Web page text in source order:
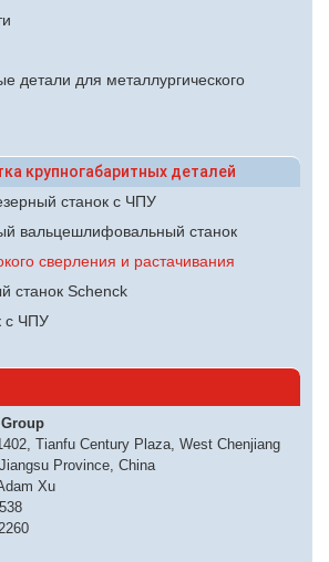
детали для металлургического
крупногабаритных деталей
станок с ЧПУ
вальцешлифовальный станок
сверления и растачивания
станок Schenck
с ЧПУ
Tianfu Century Plaza, West Chenjiang
Province, China
Xu